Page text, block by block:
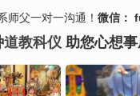
师父一对一沟通！ 微信：
道教科仪助您心想事